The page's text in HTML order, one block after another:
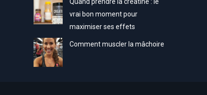
vrai bon moment pour
maximiser ses effets
Comment muscler la mâchoire